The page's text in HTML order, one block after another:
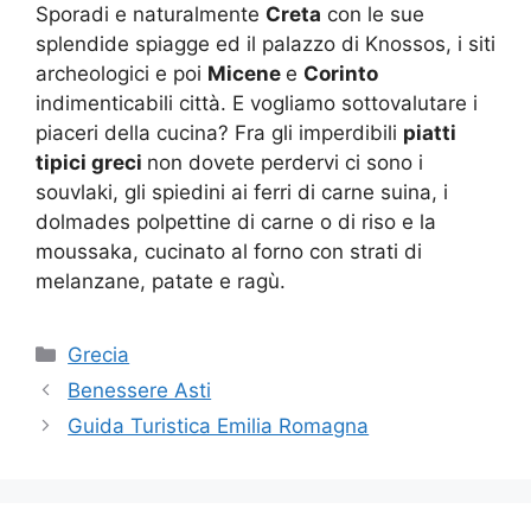
Sporadi e naturalmente Creta con le sue
splendide spiagge ed il palazzo di Knossos, i siti
archeologici e poi Micene e Corinto
indimenticabili città. E vogliamo sottovalutare i
piaceri della cucina? Fra gli imperdibili piatti
tipici greci non dovete perdervi ci sono i
souvlaki, gli spiedini ai ferri di carne suina, i
dolmades polpettine di carne o di riso e la
moussaka, cucinato al forno con strati di
melanzane, patate e ragù.
Categorie
Grecia
Benessere Asti
Guida Turistica Emilia Romagna